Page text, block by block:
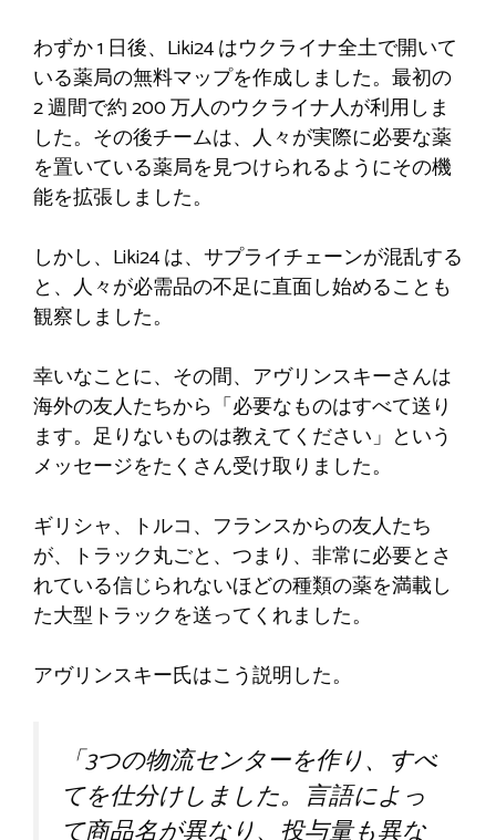
わずか 1 日後、Liki24 はウクライナ全土で開いて
いる薬局の無料マップを作成しました。最初の
2 週間で約 200 万人のウクライナ人が利用しま
した。その後チームは、人々が実際に必要な薬
を置いている薬局を見つけられるようにその機
能を拡張しました。
しかし、Liki24 は、サプライチェーンが混乱する
と、人々が必需品の不足に直面し始めることも
観察しました。
幸いなことに、その間、アヴリンスキーさんは
海外の友人たちから「必要なものはすべて送り
ます。足りないものは教えてください」という
メッセージをたくさん受け取りました。
ギリシャ、トルコ、フランスからの友人たち
が、トラック丸ごと、つまり、非常に必要とさ
れている信じられないほどの種類の薬を満載し
た大型トラックを送ってくれました。
アヴリンスキー氏はこう説明した。
「3つの物流センターを作り、すべ
てを仕分けしました。言語によっ
て商品名が異なり、投与量も異な